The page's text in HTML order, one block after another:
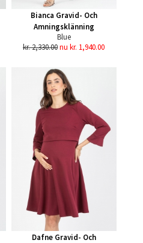
Bianca Gravid- Och
Amningsklänning
Blue
kr. 2,330.00nu kr. 1,940.00
Dafne Gravid- Och